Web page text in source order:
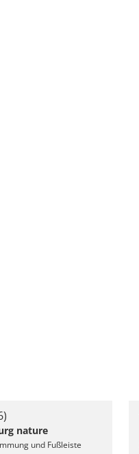
nature
und Fußleiste